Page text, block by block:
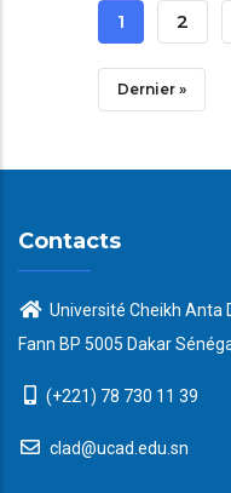
Pagination
Page
Courante
1 Page
2
Dernière
Dernier »
Contacts
Université Cheikh Anta
Fann BP 5005 Dakar
(+221) 78 730 11 39
clad@ucad.edu.sn